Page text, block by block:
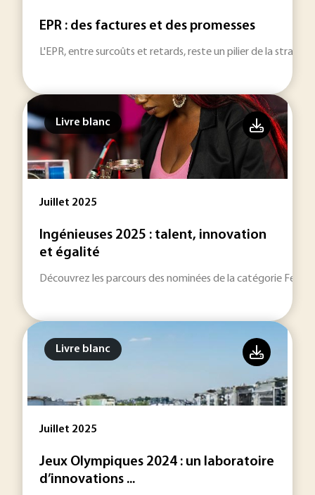
EPR : des factures et des promesses
L'EPR, entre surcoûts et retards, reste un pilier de la
Livre blanc
Juillet 2025
Ingénieuses 2025 : talent, innovation
et égalité
Découvrez les parcours des nominées de la catégorie
Livre blanc
Juillet 2025
Jeux Olympiques 2024 : un laboratoire
d’innovations ...